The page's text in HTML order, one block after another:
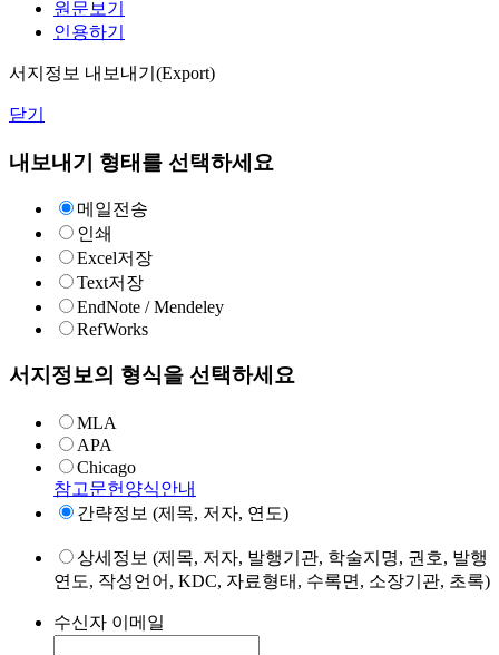
원문보기
인용하기
서지정보 내보내기(Export)
닫기
내보내기 형태를 선택하세요
메일전송
인쇄
Excel저장
Text저장
EndNote / Mendeley
RefWorks
서지정보의 형식을 선택하세요
MLA
APA
Chicago
참고문헌양식안내
간략정보 (제목, 저자, 연도)
상세정보 (제목, 저자, 발행기관, 학술지명, 권호, 발행
연도, 작성언어, KDC, 자료형태, 수록면, 소장기관, 초록)
수신자 이메일